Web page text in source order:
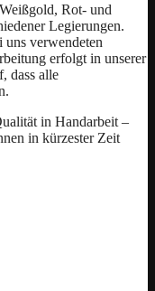
Rot- und
Legierungen.
uns verwendeten
erfolgt in unserer
dass alle
in Handarbeit –
in kürzester Zeit